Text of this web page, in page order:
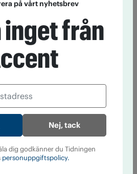
på vårt nyhetsbrev
inget från
Nej, tack
dig godkänner du Tidningen
personuppgiftspolicy.